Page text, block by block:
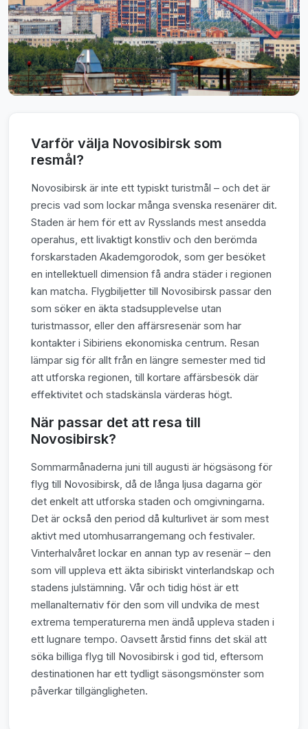
Varför välja Novosibirsk som
resmål?
Novosibirsk är inte ett typiskt turistmål – och det är
precis vad som lockar många svenska resenärer dit.
Staden är hem för ett av Rysslands mest ansedda
operahus, ett livaktigt konstliv och den berömda
forskarstaden Akademgorodok, som ger besöket
en intellektuell dimension få andra städer i regionen
kan matcha. Flygbiljetter till Novosibirsk passar den
som söker en äkta stadsupplevelse utan
turistmassor, eller den affärsresenär som har
kontakter i Sibiriens ekonomiska centrum. Resan
lämpar sig för allt från en längre semester med tid
att utforska regionen, till kortare affärsbesök där
effektivitet och stadskänsla värderas högt.
När passar det att resa till
Novosibirsk?
Sommarmånaderna juni till augusti är högsäsong för
flyg till Novosibirsk, då de långa ljusa dagarna gör
det enkelt att utforska staden och omgivningarna.
Det är också den period då kulturlivet är som mest
aktivt med utomhusarrangemang och festivaler.
Vinterhalvåret lockar en annan typ av resenär – den
som vill uppleva ett äkta sibiriskt vinterlandskap och
stadens julstämning. Vår och tidig höst är ett
mellanalternativ för den som vill undvika de mest
extrema temperaturerna men ändå uppleva staden i
ett lugnare tempo. Oavsett årstid finns det skäl att
söka billiga flyg till Novosibirsk i god tid, eftersom
destinationen har ett tydligt säsongsmönster som
påverkar tillgängligheten.